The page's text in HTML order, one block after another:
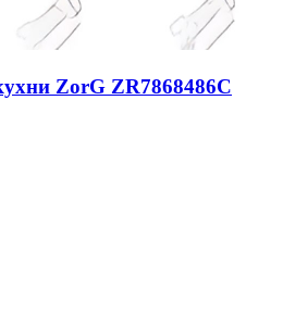
ZorG ZR7868486C